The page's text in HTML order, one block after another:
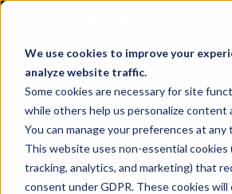
We use cookies to improve your
analyze website traffic.
Some cookies are necessary for site
while others help us personalize content
You can manage your preferences at any
This website uses non-essential cookies
tracking, analytics, and marketing) that
consent under GDPR. These cookies will
Entre em contato!